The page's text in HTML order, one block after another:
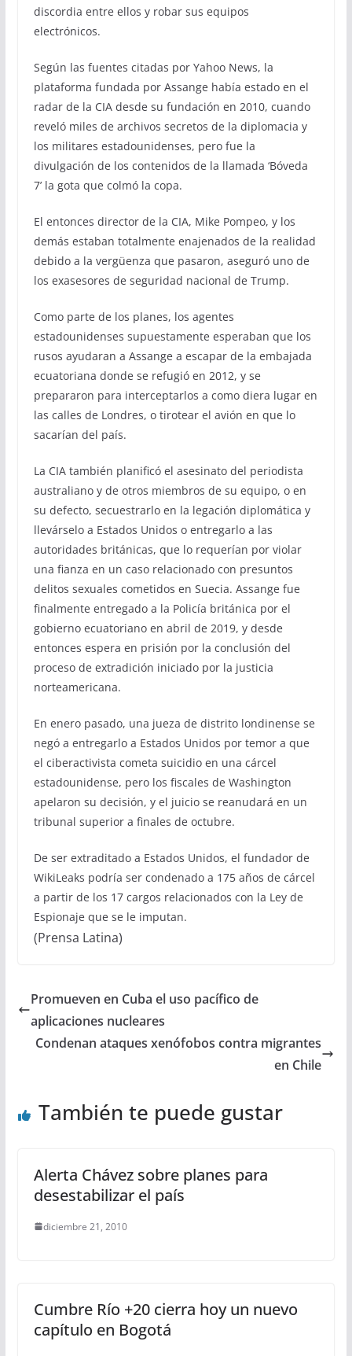
discordia entre ellos y robar sus equipos
electrónicos.
Según las fuentes citadas por Yahoo News, la
plataforma fundada por Assange había estado en el
radar de la CIA desde su fundación en 2010, cuando
reveló miles de archivos secretos de la diplomacia y
los militares estadounidenses, pero fue la
divulgación de los contenidos de la llamada ‘Bóveda
7’ la gota que colmó la copa.
El entonces director de la CIA, Mike Pompeo, y los
demás estaban totalmente enajenados de la realidad
debido a la vergüenza que pasaron, aseguró uno de
los exasesores de seguridad nacional de Trump.
Como parte de los planes, los agentes
estadounidenses supuestamente esperaban que los
rusos ayudaran a Assange a escapar de la embajada
ecuatoriana donde se refugió en 2012, y se
prepararon para interceptarlos a como diera lugar en
las calles de Londres, o tirotear el avión en que lo
sacarían del país.
La CIA también planificó el asesinato del periodista
australiano y de otros miembros de su equipo, o en
su defecto, secuestrarlo en la legación diplomática y
llevárselo a Estados Unidos o entregarlo a las
autoridades británicas, que lo requerían por violar
una fianza en un caso relacionado con presuntos
delitos sexuales cometidos en Suecia. Assange fue
finalmente entregado a la Policía británica por el
gobierno ecuatoriano en abril de 2019, y desde
entonces espera en prisión por la conclusión del
proceso de extradición iniciado por la justicia
norteamericana.
En enero pasado, una jueza de distrito londinense se
negó a entregarlo a Estados Unidos por temor a que
el ciberactivista cometa suicidio en una cárcel
estadounidense, pero los fiscales de Washington
apelaron su decisión, y el juicio se reanudará en un
tribunal superior a finales de octubre.
De ser extraditado a Estados Unidos, el fundador de
WikiLeaks podría ser condenado a 175 años de cárcel
a partir de los 17 cargos relacionados con la Ley de
Espionaje que se le imputan.
(Prensa Latina)
Promueven en Cuba el uso pacífico de
aplicaciones nucleares
Condenan ataques xenófobos contra migrantes
en Chile
También te puede gustar
Alerta Chávez sobre planes para
desestabilizar el país
diciembre 21, 2010
Cumbre Río +20 cierra hoy un nuevo
capítulo en Bogotá